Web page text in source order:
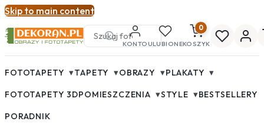
Skip to main content
KONTOULUBIONE
0
KOSZYK
FOTOTAPETY ▾TAPETY ▾OBRAZY ▾PLAKATY ▾
FOTOTAPETY 3DPOMIESZCZENIA ▾STYLE ▾BESTSELLERY
PORADNIK